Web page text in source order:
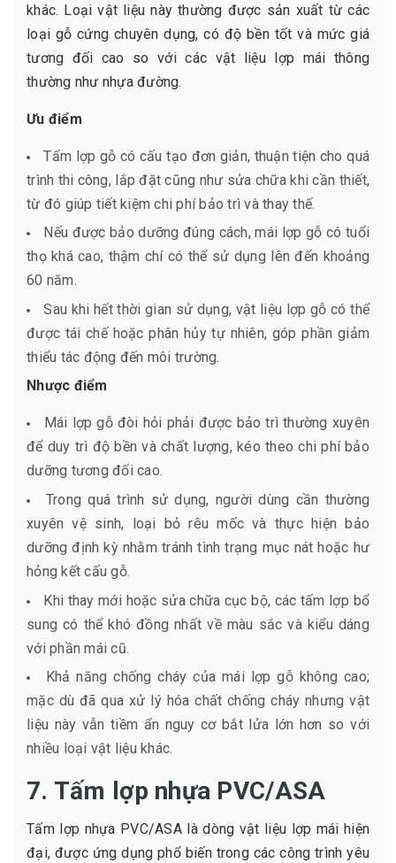
khác. Loại vật liệu này thường được sản xuất từ các
loại gỗ cứng chuyên dụng, có độ bền tốt và mức giá
tương đối cao so với các vật liệu lợp mái thông
thường như nhựa đường.
Ưu điểm
Tấm lợp gỗ có cấu tạo đơn giản, thuận tiện cho quá
trình thi công, lắp đặt cũng như sửa chữa khi cần thiết,
từ đó giúp tiết kiệm chi phí bảo trì và thay thế.
Nếu được bảo dưỡng đúng cách, mái lợp gỗ có tuổi
thọ khá cao, thậm chí có thể sử dụng lên đến khoảng
60 năm.
Sau khi hết thời gian sử dụng, vật liệu lợp gỗ có thể
được tái chế hoặc phân hủy tự nhiên, góp phần giảm
thiểu tác động đến môi trường.
Nhược điểm
Mái lợp gỗ đòi hỏi phải được bảo trì thường xuyên
để duy trì độ bền và chất lượng, kéo theo chi phí bảo
dưỡng tương đối cao.
Trong quá trình sử dụng, người dùng cần thường
xuyên vệ sinh, loại bỏ rêu mốc và thực hiện bảo
dưỡng định kỳ nhằm tránh tình trạng mục nát hoặc hư
hỏng kết cấu gỗ.
Khi thay mới hoặc sửa chữa cục bộ, các tấm lợp bổ
sung có thể khó đồng nhất về màu sắc và kiểu dáng
với phần mái cũ.
Khả năng chống cháy của mái lợp gỗ không cao;
mặc dù đã qua xử lý hóa chất chống cháy nhưng vật
liệu này vẫn tiềm ẩn nguy cơ bắt lửa lớn hơn so với
nhiều loại vật liệu khác.
7. Tấm lợp nhựa PVC/ASA
Tấm lợp nhựa PVC/ASA là dòng vật liệu lợp mái hiện
đại, được ứng dụng phổ biến trong các công trình yêu